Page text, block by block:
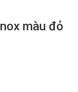
màu đỏ